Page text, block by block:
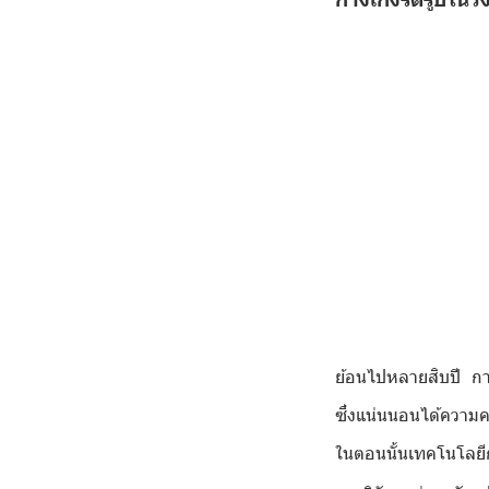
ย้อนไปหลายสิบปี ก
ซึ่งแน่นนอนได้ความ
ในตอนนั้นเทคโนโลยี